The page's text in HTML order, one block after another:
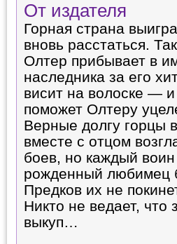
От издателя
Горная страна
вновь расстаться.
Олтер прибывает в
наследника за его
висит на волоске — и
поможет Олтеру
Верные долгу горцы
вместе с отцом
боев, но каждый
рожденный любимец
Предков их не
Никто не ведает, что
выкуп…